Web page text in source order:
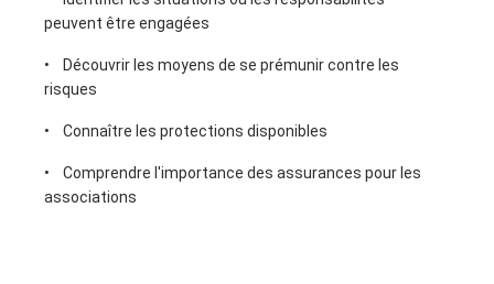
peuvent être engagées
• Découvrir les moyens de se prémunir contre les
risques
• Connaître les protections disponibles
• Comprendre l'importance des assurances pour les
associations